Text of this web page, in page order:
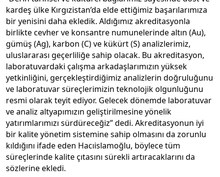
kardeş ülke Kırgızistan’da elde ettiğimiz başarılarımıza
bir yenisini daha ekledik. Aldığımız akreditasyonla
birlikte cevher ve konsantre numunelerinde altın (Au),
gümüş (Ag), karbon (C) ve kükürt (S) analizlerimiz,
uluslararası geçerliliğe sahip olacak. Bu akreditasyon,
laboratuvardaki çalışma arkadaşlarımızın yüksek
yetkinliğini, gerçekleştirdiğimiz analizlerin doğruluğunu
ve laboratuvar süreçlerimizin teknolojik olgunluğunu
resmi olarak teyit ediyor. Gelecek dönemde laboratuvar
ve analiz altyapımızın geliştirilmesine yönelik
yatırımlarımızı sürdüreceğiz” dedi. Akreditasyonun iyi
bir kalite yönetim sistemine sahip olmasını da zorunlu
kıldığını ifade eden Hacıislamoğlu, böylece tüm
süreçlerinde kalite çıtasını sürekli artıracaklarını da
sözlerine ekledi.